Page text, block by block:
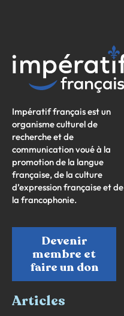
Impératif français est un
organisme culturel de
recherche et de
communication voué à la
promotion de la langue
française, de la culture
d’expression française et de
la francophonie.
Devenir
membre et
faire un don
Articles